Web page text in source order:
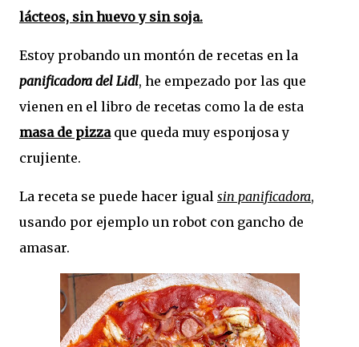
lácteos, sin huevo y sin soja.
Estoy probando un montón de recetas en la
panificadora del Lidl, he empezado por las que
vienen en el libro de recetas como la de esta
masa de pizzaque queda muy esponjosa y
crujiente.
La receta se puede hacer igual sin panificadora,
usando por ejemplo un robot con gancho de
amasar.